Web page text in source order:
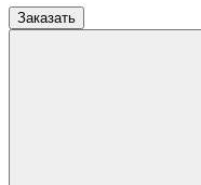
Заказать